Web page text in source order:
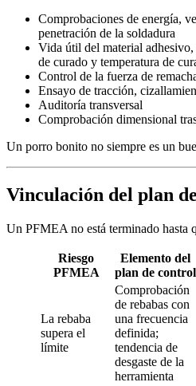
Comprobaciones de energía,
penetración de la soldadura
Vida útil del material
de curado y temperatura de
Control de la fuerza de
Ensayo de tracción,
Auditoría transversal
Comprobación dimensional
Un porro bonito no siempre es un
Vinculación del plan
Un PFMEA no está terminado hasta
Riesgo
PFMEA
Elemento del
plan de control
La rebaba
supera el
límite
Comprobación
de rebabas con
una frecuencia
definida;
tendencia de
desgaste de la
herramienta